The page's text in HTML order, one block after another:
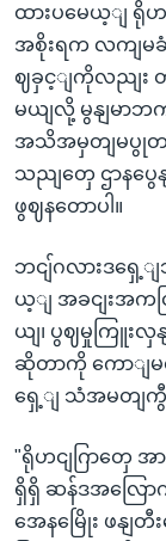
ထားပမေယ့ျ ရိုဟ
အစိုးရက လကျမခံပ
ဈခှင့ျကိုလညျး
မယျလို့ မွနျမာဘ
အသိအမှတျမပွုတာ
သညျတှေ ဌာနပွ
ဖွဈနတောပါ။
ဘငျ်ဂလားဒရှေ့ျ
ယ့ျ အခငျးအကင
ယျ၊ ပွဈမှုကြူး
ဆိုတာကို ကောျမ
ရှေ့ျ သံအမတျကွီ
"ရိုဟငျဂြာတှေ အ
ရှိရှိ ဆန်ဒအလြေ
အေနမြေိုး ဖနျတီ